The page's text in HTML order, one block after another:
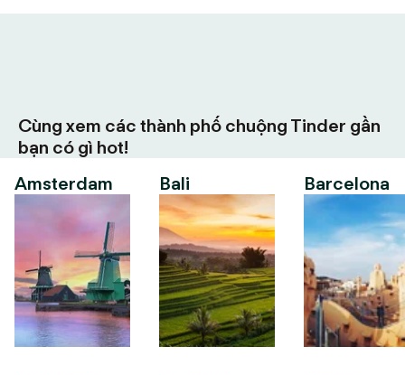
Cùng xem các thành phố chuộng Tinder gần
bạn có gì hot!
Amsterdam
Bali Barcelona